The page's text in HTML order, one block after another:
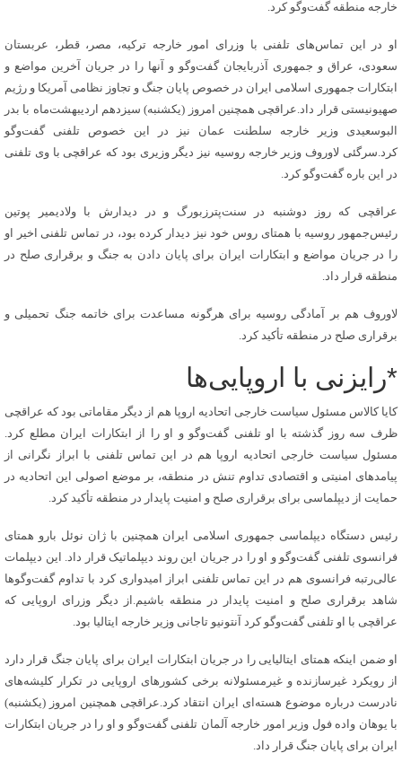
خارجه منطقه گفت‌وگو کرد.
او در این تماس‌های تلفنی با وزرای امور خارجه ترکیه، مصر، قطر، عربستان
سعودی، عراق و جمهوری آذربایجان گفت‌وگو و آنها را در جریان آخرین مواضع و
ابتکارات جمهوری اسلامی ایران در خصوص پایان جنگ و تجاوز نظامی آمریکا و رژیم
صهیونیستی قرار داد.عراقچی همچنین امروز (یکشنبه) سیزدهم اردیبهشت‌ماه با بدر
البوسعیدی وزیر خارجه سلطنت عمان نیز در این خصوص تلفنی گفت‌وگو
کرد.سرگئی لاوروف وزیر خارجه روسیه نیز دیگر وزیری بود که عراقچی با وی تلفنی
در این باره گفت‌وگو کرد.
عراقچی که روز دوشنبه در سنت‌پترزبورگ و در دیدارش با ولادیمیر پوتین
رئیس‌جمهور روسیه با همتای روس خود نیز دیدار کرده بود، در تماس تلفنی اخیر او
را در جریان مواضع و ابتکارات ایران برای پایان دادن به جنگ و برقراری صلح در
منطقه قرار داد.
لاوروف هم بر آمادگی روسیه برای هرگونه مساعدت برای خاتمه جنگ تحمیلی و
برقراری صلح در منطقه تأکید کرد.
*رایزنی با اروپایی‌ها
کایا کالاس مسئول سیاست خارجی اتحادیه اروپا هم از دیگر مقاماتی بود که عراقچی
ظرف سه روز گذشته با او تلفنی گفت‌وگو و او را از ابتکارات ایران مطلع کرد.
مسئول سیاست خارجی اتحادیه اروپا هم در این تماس تلفنی با ابراز نگرانی از
پیامدهای امنیتی و اقتصادی تداوم تنش در منطقه، بر موضع اصولی این اتحادیه در
حمایت از دیپلماسی برای برقراری صلح و امنیت پایدار در منطقه تأکید کرد.
رئیس دستگاه دیپلماسی جمهوری اسلامی ایران همچنین با ژان نوئل بارو همتای
فرانسوی تلفنی گفت‌وگو و او را در جریان این روند دیپلماتیک قرار داد. این دیپلمات
عالی‌رتبه فرانسوی هم در این تماس تلفنی ابراز امیدواری کرد با تداوم گفت‌وگوها
شاهد برقراری صلح و امنیت پایدار در منطقه باشیم.از دیگر وزرای اروپایی که
عراقچی با او تلفنی گفت‌وگو کرد آنتونیو تاجانی وزیر خارجه ایتالیا بود.
او ضمن اینکه همتای ایتالیایی را در جریان ابتکارات ایران برای پایان جنگ قرار دارد
از رویکرد غیرسازنده و غیرمسئولانه برخی کشورهای اروپایی در تکرار کلیشه‌های
نادرست درباره موضوع هسته‌ای ایران انتقاد کرد.عراقچی همچنین امروز (یکشنبه)
با یوهان واده فول وزیر امور خارجه آلمان تلفنی گفت‌وگو و او را در جریان ابتکارات
ایران برای پایان جنگ قرار داد.